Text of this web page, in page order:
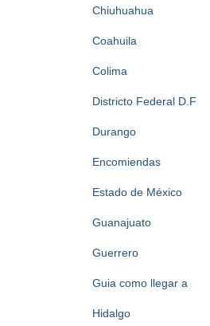
Chiuhuahua
Coahuila
Colima
Districto Federal D.F
Durango
Encomiendas
Estado de México
Guanajuato
Guerrero
Guia como llegar a
Hidalgo